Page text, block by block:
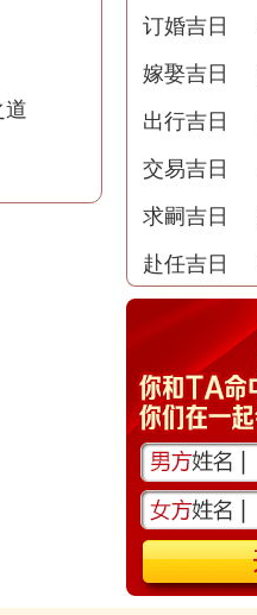
订婚吉日
嫁娶吉日
出行吉日
交易吉日
求嗣吉日
赴任吉日